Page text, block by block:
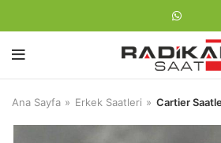
Ana Sayfa Erkek Saatleri Cartier